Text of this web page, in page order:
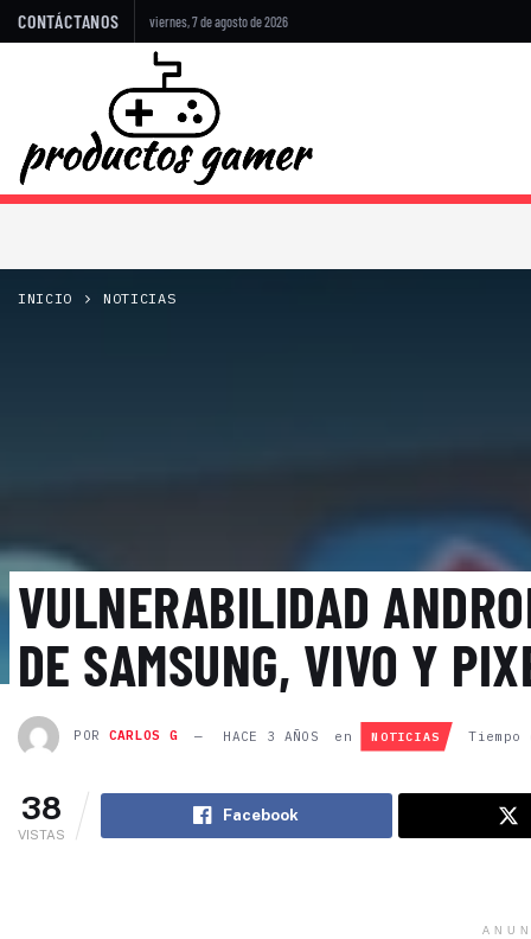
CONTÁCTANOS viernes, 7 de agosto de 2026
INICIO NOTICIAS
VULNERABILIDAD
DE SAMSUNG, VIVO Y
POR CARLOS G HACE 3 AÑOS en NOTICIAS
38
VISTAS
Facebook